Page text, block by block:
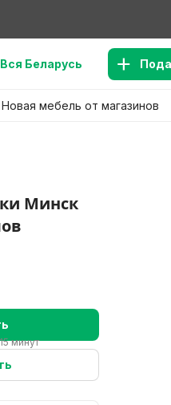
Вся Беларусь
Новая мебель от магазинов
Минск
минут